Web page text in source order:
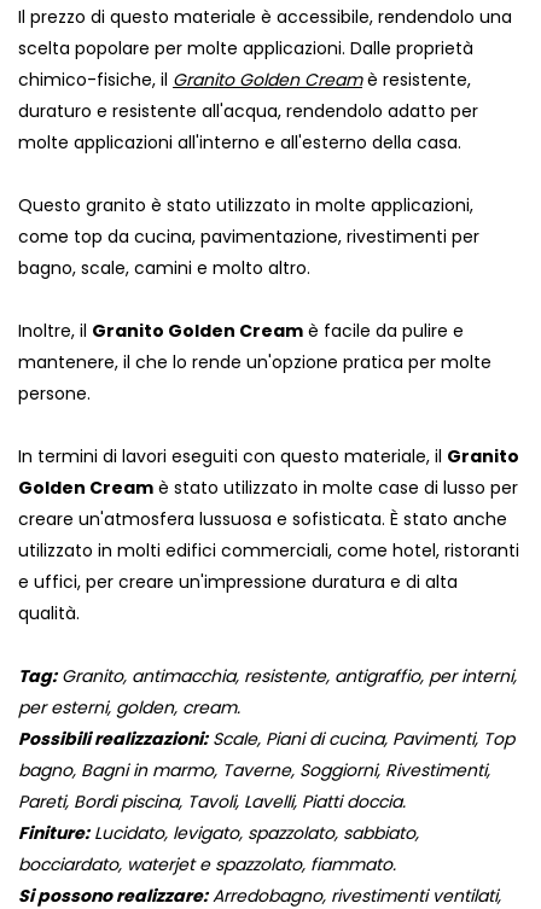
Il prezzo di questo materiale è accessibile, rendendolo una
scelta popolare per molte applicazioni. Dalle proprietà
chimico-fisiche, il Granito Golden Creamè resistente,
duraturo e resistente all'acqua, rendendolo adatto per
molte applicazioni all'interno e all'esterno della casa.
Questo granito è stato utilizzato in molte applicazioni,
come top da cucina, pavimentazione, rivestimenti per
bagno, scale, camini e molto altro.
Inoltre, il Granito Golden Cream è facile da pulire e
mantenere, il che lo rende un'opzione pratica per molte
persone.
In termini di lavori eseguiti con questo materiale, il Granito
Golden Cream è stato utilizzato in molte case di lusso per
creare un'atmosfera lussuosa e sofisticata. È stato anche
utilizzato in molti edifici commerciali, come hotel, ristoranti
e uffici, per creare un'impressione duratura e di alta
qualità.
Tag:Granito, antimacchia, resistente, antigraffio, per interni,
per esterni, golden, cream.
Possibili realizzazioni:Scale, Piani di cucina, Pavimenti, Top
bagno, Bagni in marmo, Taverne, Soggiorni, Rivestimenti,
Pareti, Bordi piscina, Tavoli, Lavelli, Piatti doccia.
Finiture:Lucidato, levigato, spazzolato, sabbiato,
bocciardato, waterjet e spazzolato, fiammato.
Si possono realizzare:Arredobagno, rivestimenti ventilati,